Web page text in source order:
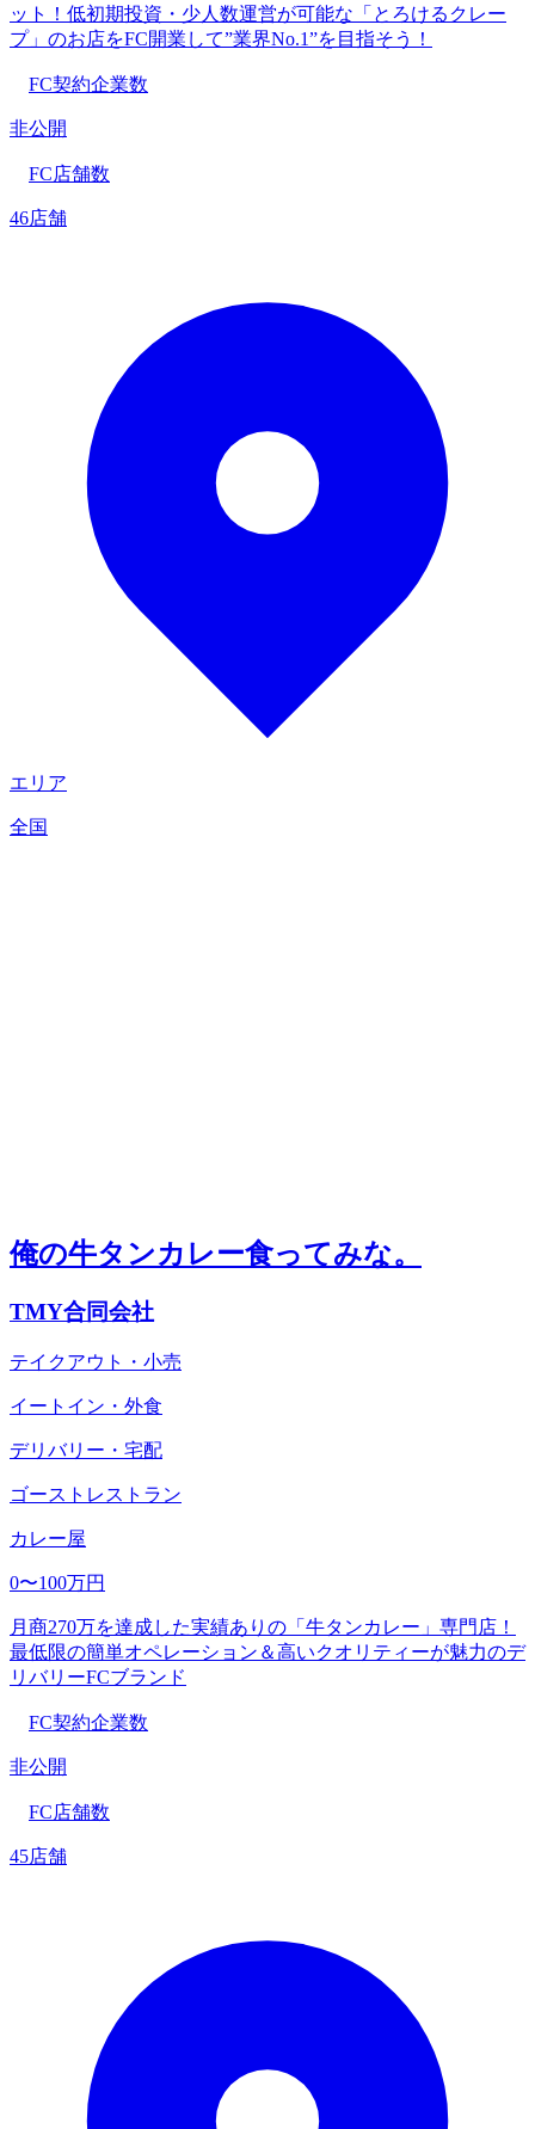
ット！低初期投資・少人数運営が可能な「とろけるクレー
プ」のお店をFC開業して”業界No.1”を目指そう！
FC契約企業数
非公開
FC店舗数
46店舗
エリア
全国
俺の牛タンカレー食ってみな。
TMY合同会社
テイクアウト・小売
イートイン・外食
デリバリー・宅配
ゴーストレストラン
カレー屋
0〜100万円
月商270万を達成した実績ありの「牛タンカレー」専門店！
最低限の簡単オペレーション＆高いクオリティーが魅力のデ
リバリーFCブランド
FC契約企業数
非公開
FC店舗数
45店舗